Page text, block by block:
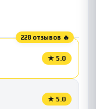
228 отзывов 🔥
★ 5.0
★ 5.0